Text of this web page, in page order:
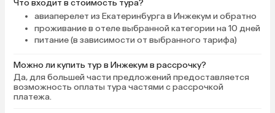
Что входит в стоимость тура?
авиаперелет из Екатеринбурга в Инжекум и обратно
проживание в отеле выбранной категории на 10 дней
питание (в зависимости от выбранного тарифа)
Можно ли купить тур в Инжекум в рассрочку?
Да, для большей части предложений предоставляется
возможность оплаты тура частями с рассрочкой
платежа.